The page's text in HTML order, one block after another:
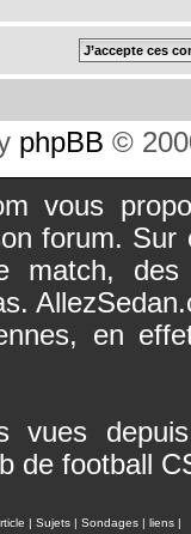
phpBB ©
vous
forum.
match, des
en
vues
de football
| Sujets | Sondages | liens |